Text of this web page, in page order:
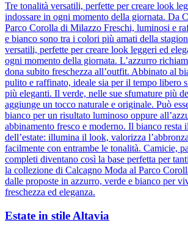
Tre tonalità versatili, perfette per creare look
indossare in ogni momento della giornata. Da
Parco Corolla di Milazzo Freschi, luminosi e
e bianco sono tra i colori più amati della
versatili, perfette per creare look leggeri ed
ogni momento della giornata. L’azzurro
dona subito freschezza all’outfit. Abbinato al
pulito e raffinato, ideale sia per il tempo libero
più eleganti. Il verde, nelle sue sfumature più
aggiunge un tocco naturale e originale. Può
bianco per un risultato luminoso oppure
abbinamento fresco e moderno. Il bianco resta
dell’estate: illumina il look, valorizza
facilmente con entrambe le tonalità. Camicie,
completi diventano così la base perfetta per
la collezione di Calcagno Moda al Parco
dalle proposte in azzurro, verde e bianco per
freschezza ed eleganza.
Estate in stile Altavia